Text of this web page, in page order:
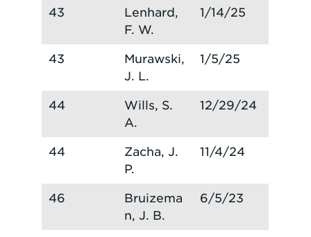
43
Lenhard,
F. W.
1/14/25
43
Murawski,
J. L.
1/5/25
44
Wills, S.
A.
12/29/24
44
Zacha, J.
P.
11/4/24
46
Bruizema
n, J. B.
6/5/23